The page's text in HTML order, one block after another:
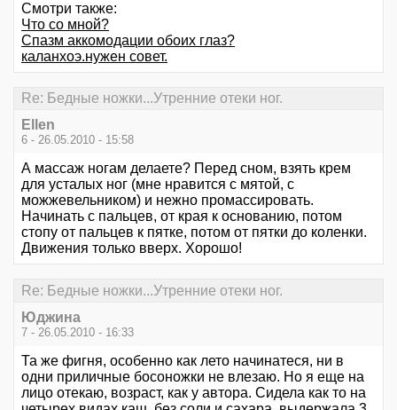
Смотри также:
Что со мной?
Спазм аккомодации обоих глаз?
каланхоэ.нужен совет.
Re: Бедные ножки...Утренние отеки ног.
Ellen
6 - 26.05.2010 - 15:58
А массаж ногам делаете? Перед сном, взять крем
для усталых ног (мне нравится с мятой, с
можжевельником) и нежно промассировать.
Начинать с пальцев, от края к основанию, потом
стопу от пальцев к пятке, потом от пятки до коленки.
Движения только вверх. Хорошо!
Re: Бедные ножки...Утренние отеки ног.
Юджина
7 - 26.05.2010 - 16:33
Та же фигня, особенно как лето начинатеся, ни в
одни приличные босоножки не влезаю. Но я еще на
лицо отекаю, возраст, как у автора. Сидела как то на